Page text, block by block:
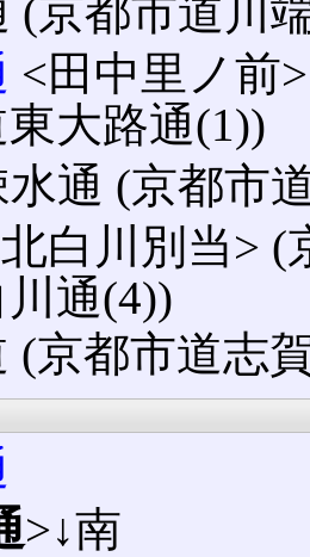
(京都市道川
<田中里ノ前
大路通(1))
水通 (京都市
白川別当> (
通(4))
(京都市道志
>↓南